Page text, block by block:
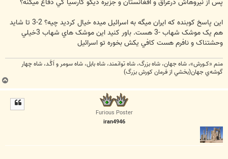
پس از نيروهاش درعراق و افغانستان و جزيره ديگو گارسيا کي دفاع ميکنه؟
اين پاسخ کوبنده که ايران ميگه به اسرائيل ميده خيال کرديد چيه؟ 2-3 تا شايد
هم يک موشک شهاب -3 هست. باور کنيد اين موشک هاي شهاب 3خيلي
وحشتناک و نافرم هست کافي يکش بخوره تو اسرائيل
منم «كـورش»، شاه جهان، شاه بزرگ، شاه توانمند، شاه بابل، شاه سومر و اَكَّـد، شاه چهار
گوشه‌ي جهان(بخشي از فرمان كورش بزرگ)
ب
ا
Furious Poster
iran4946